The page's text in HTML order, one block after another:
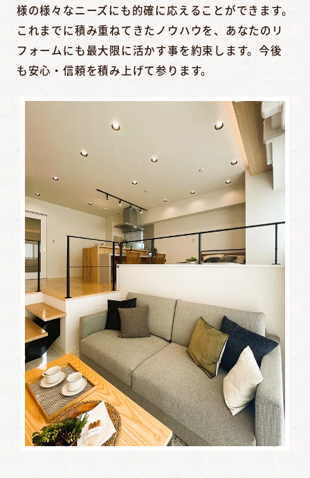
様の様々なニーズにも的確に応えることができます。
これまでに積み重ねてきたノウハウを、あなたのリ
フォームにも最大限に活かす事を約束します。今後
も安心・信頼を積み上げて参ります。